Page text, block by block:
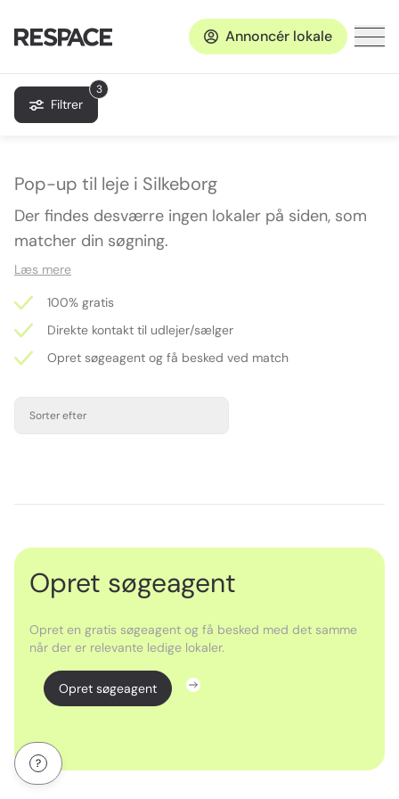
Annoncér lokale
3
Filtrer
Pop-up til leje i Silkeborg
Der findes desværre ingen lokaler på siden, som
matcher din søgning.
Læs mere
100% gratis
Direkte kontakt til udlejer/sælger
Opret søgeagent og få besked ved match
Sorter efter
Opret søgeagent
Opret en gratis søgeagent og få besked med det samme
når der er relevante ledige lokaler.
Opret søgeagent